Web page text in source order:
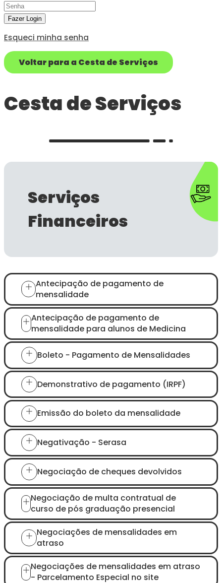
Fazer Login
Esqueci minha senha
Voltar para a Cesta de Serviços
Cesta de Serviços
Serviços
Financeiros
Antecipação de pagamento de
mensalidade
Antecipação de pagamento de
mensalidade para alunos de Medicina
Boleto - Pagamento de Mensalidades
Demonstrativo de pagamento (IRPF)
Emissão do boleto da mensalidade
Negativação - Serasa
Negociação de cheques devolvidos
Negociação de multa contratual de
curso de pós graduação presencial
Negociações de mensalidades em
atraso
Negociações de mensalidades em atraso
- Parcelamento Especial no site